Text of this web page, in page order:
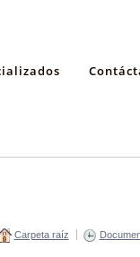
Carpeta raíz